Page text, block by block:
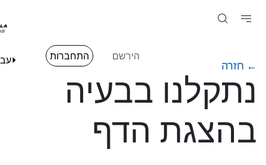
הירשם עברית התחברות
בבעיה
הדף